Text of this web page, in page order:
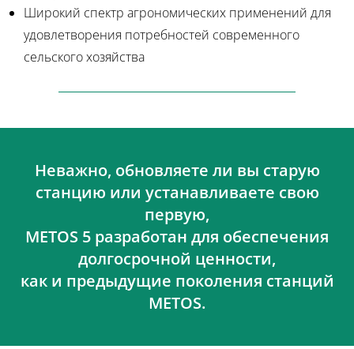
Широкий спектр агрономических применений для
удовлетворения потребностей современного
сельского хозяйства
Неважно, обновляете ли вы старую
станцию или устанавливаете свою
первую,
METOS 5 разработан для обеспечения
долгосрочной ценности,
как и предыдущие поколения станций
METOS.